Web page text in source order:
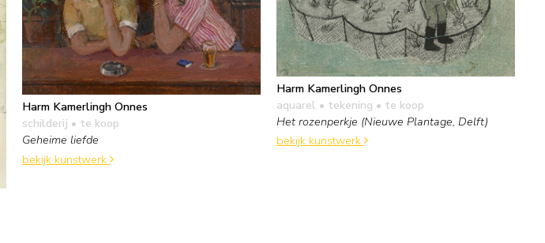
Harm Kamerlingh Onnes
schilderij • te koop
Geheime liefde
bekijk kunstwerk
Harm Kamerlingh Onnes
aquarel • tekening • te koop
Het rozenperkje (Nieuwe Plantage, Delft)
bekijk kunstwerk